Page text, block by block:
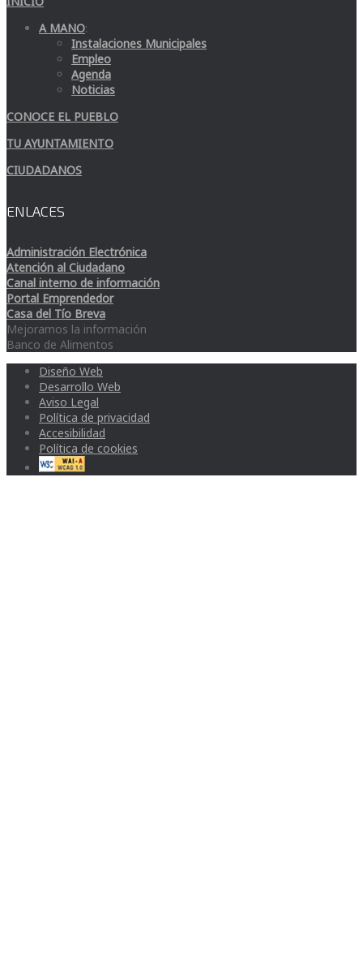
A MANO:
Instalaciones Municipales
Empleo
Agenda
Noticias
CONOCE EL PUEBLO
TU AYUNTAMIENTO
CIUDADANOS
ENLACES
Administración Electrónica
Atención al Ciudadano
Canal interno de información
Portal Emprendedor
Casa del Tío Breva
Mejoramos la información
Banco de Alimentos
Diseño Web
Desarrollo Web
Aviso Legal
Política de privacidad
Accesibilidad
Política de cookies